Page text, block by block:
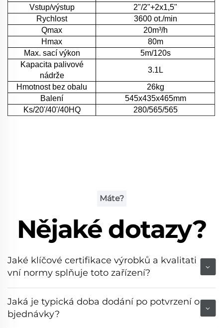
Vstup/výstup
2"/2"+2x1,5"
Rychlost
3600 ot./min
Qmax
20m³/h
Hmax
80m
Max. sací výkon
5m/120s
Kapacita palivové
nádrže
3.1L
Hmotnost bez obalu
26kg
Balení
545x435x465mm
Ks/20'/40'/40HQ
280/565/565
Máte?
Nějaké dotazy?
Jaké klíčové certifikace výrobků a kvalitati
vní normy splňuje toto zařízení?
Jaká je typická doba dodání po potvrzení o
bjednávky?